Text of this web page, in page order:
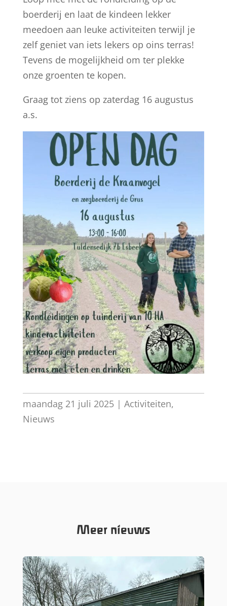
boerderij en laat de kindeen lekker
meedoen aan leuke activiteiten terwijl je
zelf geniet van iets lekers op oins terras!
Tevens de mogelijkheid om ter plekke
onze groenten te kopen.
Graag tot ziens op zaterdag 16 augustus
a.s.
maandag 21 juli 2025| Activiteiten,
Nieuws
Meer nieuws